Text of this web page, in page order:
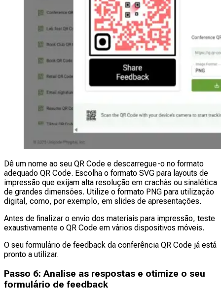
Dê um nome ao seu QR Code e descarregue-o no formato
adequado QR Code. Escolha o formato SVG para layouts de
impressão que exijam alta resolução em crachás ou sinalética
de grandes dimensões. Utilize o formato PNG para utilização
digital, como, por exemplo, em slides de apresentações.
Antes de finalizar o envio dos materiais para impressão, teste
exaustivamente o QR Code em vários dispositivos móveis.
O seu formulário de feedback da conferência QR Code já está
pronto a utilizar.
Passo 6: Analise as respostas e otimize o seu
formulário de feedback